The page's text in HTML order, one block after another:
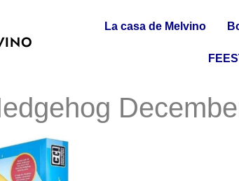
La casa de Melvino